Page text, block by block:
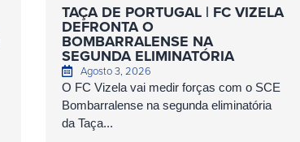
TAÇA DE PORTUGAL | FC VIZELA
DEFRONTA O
BOMBARRALENSE NA
SEGUNDA ELIMINATÓRIA
Agosto 3, 2026
O FC Vizela vai medir forças com o SCE
Bombarralense na segunda eliminatória
da Taça...